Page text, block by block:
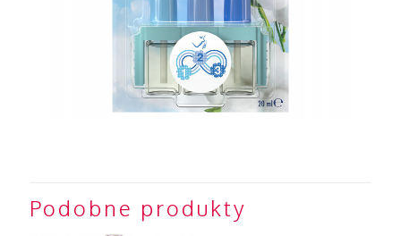
Podobne produkty